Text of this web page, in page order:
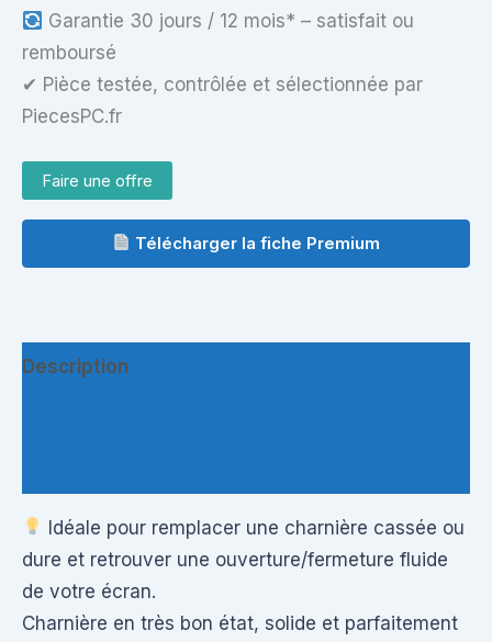
Garantie 30 jours / 12 mois* – satisfait ou
remboursé
✔ Pièce testée, contrôlée et sélectionnée par
PiecesPC.fr
Faire une offre
Télécharger la fiche Premium
Description
Idéale pour remplacer une charnière cassée ou
dure et retrouver une ouverture/fermeture fluide
de votre écran.
Charnière en très bon état, solide et parfaitement